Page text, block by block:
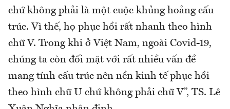
chứ không phải là một cuộc khủng hoảng cấu
trúc. Vì thế, họ phục hồi rất nhanh theo hình
chữ V. Trong khi ở Việt Nam, ngoài Covid-19,
chúng ta còn đối mặt với rất nhiều vấn đề
mang tính cấu trúc nên nền kinh tế phục hồi
theo hình chữ U chứ không phải chữ V”, TS. Lê